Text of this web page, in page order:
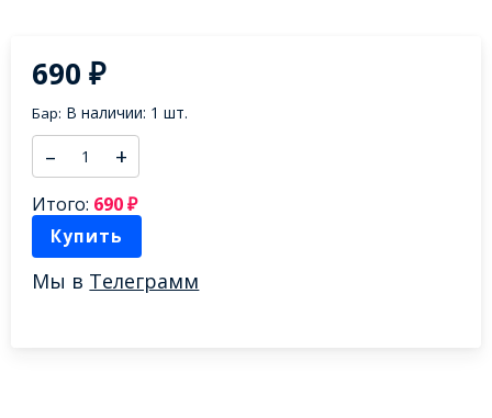
690₽
Бар: В наличии: 1 шт.
– +
Итого: 690₽
Купить
Мы в Телеграмм